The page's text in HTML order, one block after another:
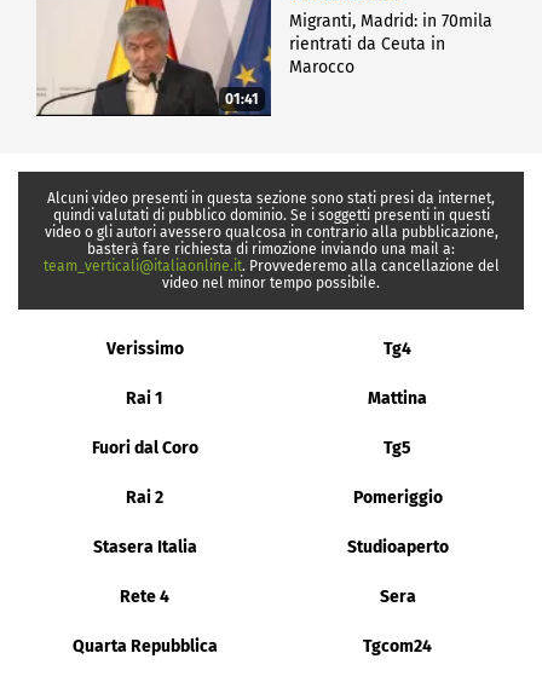
01:41
Migranti, Madrid: in 70mila
rientrati da Ceuta in
Marocco
Alcuni video presenti in questa sezione sono stati presi da internet,
quindi valutati di pubblico dominio. Se i soggetti presenti in questi
video o gli autori avessero qualcosa in contrario alla pubblicazione,
basterà fare richiesta di rimozione inviando una mail a:
team_verticali@italiaonline.it. Provvederemo alla cancellazione del
video nel minor tempo possibile.
Verissimo Tg4
Rai 1 Mattina
Fuori dal Coro Tg5
Rai 2 Pomeriggio
Stasera Italia Studioaperto
Rete 4 Sera
Quarta Repubblica Tgcom24